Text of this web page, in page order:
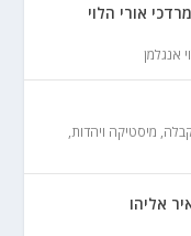
אורי הלוי
אנגלמן
, מיסטיקה ויהדות,
אליהו